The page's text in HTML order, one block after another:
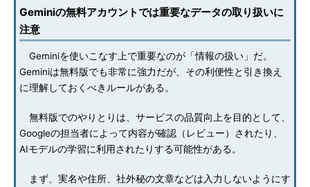
Geminiの無料アカウントでは重要なデータの取り扱いに
注意
Geminiを使いこなす上で重要なのが「情報の扱い」だ。
Geminiは無料版でも非常に強力だが、その利便性と引き換え
に理解しておくべきルールがある。
無料版でのやりとりは、サービスの品質向上を目的として、
Googleの担当者によって内容が確認（レビュー）されたり、
AIモデルの学習に利用されたりする可能性がある。
まず、実名や住所、社外秘の文章などは入力しないようにす